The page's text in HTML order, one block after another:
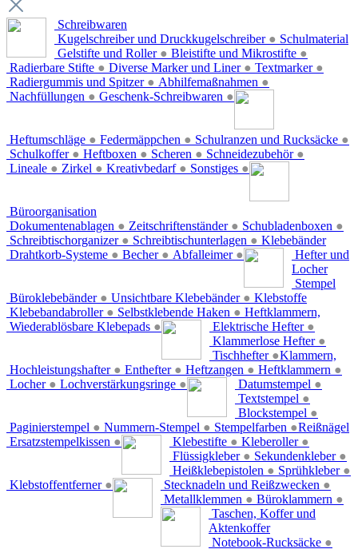
Schreibwaren
Kugelschreiber und Druckkugelschreiber ●
Gelstifte und Roller ● Bleistifte und Mikrostifte ●
Radierbare Stifte ● Diverse Marker und Liner ● Textmarker ●
Radiergummis und Spitzer ● Abhilfemaßnahmen ●
Nachfüllungen ● Geschenk-Schreibwaren ●
Schulmaterial
Heftumschläge ● Federmäppchen ● Schulranzen und Rucksäcke ●
Schulkoffer ● Heftboxen ● Scheren ● Schneidezubehör ●
Lineale ● Zirkel ● Kreativbedarf ● Sonstiges ●
Büroorganisation
Dokumentenablagen ● Zeitschriftenständer ● Schubladenboxen ●
Schreibtischorganizer ● Schreibtischunterlagen ●
Drahtkorb-Systeme ● Becher ● Abfalleimer ●
Klebebänder
Büroklebebänder ● Unsichtbare Klebebänder ●
Klebebandabroller ● Selbstklebende Haken ●
Wiederablösbare Klebepads ●
Hefter und
Locher
Elektrische Hefter ●
Klammerlose Hefter ●
Tischhefter ●
Hochleistungshafter ● Enthefter ● Heftzangen ● Heftklammern ●
Locher ● Lochverstärkungsringe ●
Stempel
Datumstempel ●
Textstempel ●
Blockstempel ●
Paginierstempel ● Nummern-Stempel ● Stempelfarben ●
Ersatzstempelkissen ●
Klebstoffe
Klebestifte ● Kleberoller ●
Flüssigkleber ● Sekundenkleber ●
Heißklebepistolen ● Sprühkleber ●
Klebstoffentferner ●
Heftklammern,
Klammern,
Reißnägel
Stecknadeln und Reißzwecken ●
Metallklemmen ● Büroklammern ●
Taschen, Koffer und
Aktenkoffer
Notebook-Rucksäcke ●